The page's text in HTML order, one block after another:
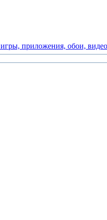
игры, приложения, обои, видео